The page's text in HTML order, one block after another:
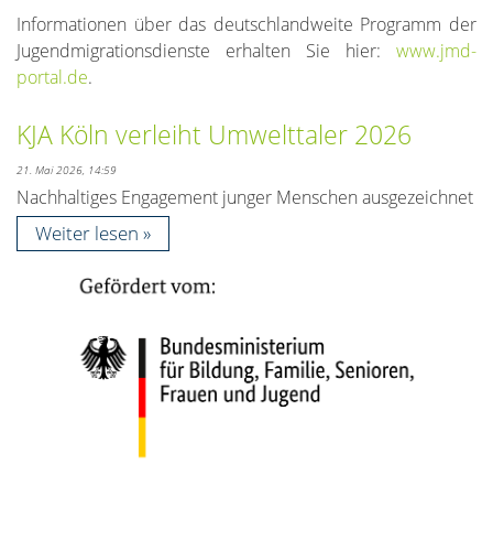
Informationen über das deutschlandweite Programm der
Jugendmigrationsdienste erhalten Sie hier: www.jmd-
portal.de.
KJA Köln verleiht Umwelttaler 2026
21. Mai 2026, 14:59
Nachhaltiges Engagement junger Menschen ausgezeichnet
Weiter lesen